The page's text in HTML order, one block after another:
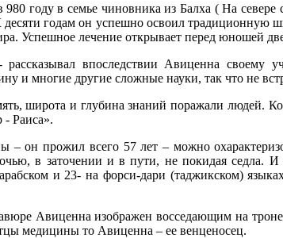
году в семье чиновника из Балха ( На
десяти годам он успешно освоил
Успешное лечение открывает перед юношей
рассказывал впоследствии Авиценна
и многие другие сложные науки, так что не
широта и глубина знаний поражали людей.
- Раиса».
он прожил всего 57 лет – можно
в заточении и в пути, не покидая седла.
и 23- на форси-дари (таджикском)
Авиценна изображен восседающим на
медицины то Авиценна – ее венценосец.